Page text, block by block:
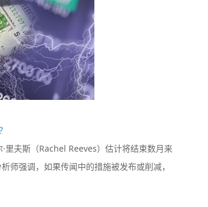
里夫斯（Rachel Reeves）估计将结束数月来
师强调，如果传闻中的措施被发布或削减，